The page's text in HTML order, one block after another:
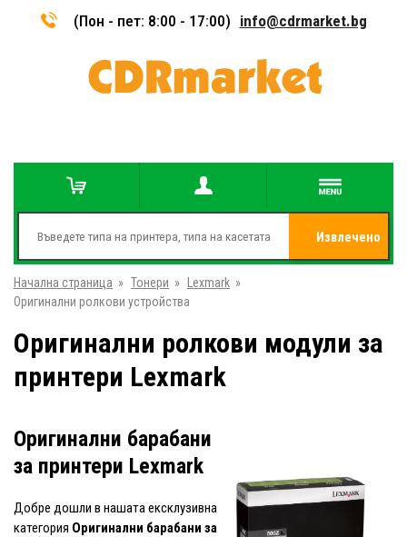
(Пон - пет: 8:00 - 17:00) info@cdrmarket.bg
Извлечено
Начална страница » Тонери » Lexmark »
Оригинални ролкови устройства
Оригинални ролкови модули за
принтери Lexmark
Оригинални барабани
за принтери Lexmark
Добре дошли в нашата ексклузивна
категория Оригинални барабани за